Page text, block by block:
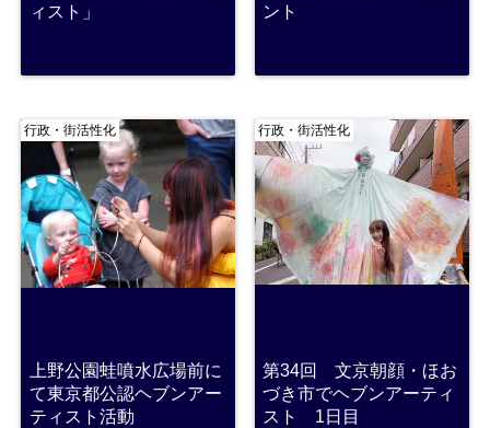
ィスト」
ント
行政・街活性化
上野公園蛙噴水広場前に
て東京都公認ヘブンアー
ティスト活動
行政・街活性化
第34回 文京朝顔・ほお
づき市でヘブンアーティ
スト 1日目